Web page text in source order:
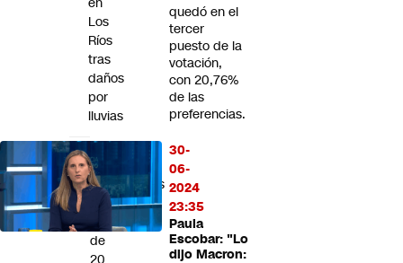
quedó en el
tercer
puesto de la
votación,
con 20,76%
de las
preferencias.
30-
06-
2024
23:35
Paula
Escobar: "Lo
dijo Macron:
Los
Ríos
tras
daños
por
lluvias
Paso
Los
Libertadores
cumple
más
de
20